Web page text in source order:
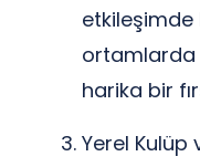
etkileşimde
ortamlarda
harika bir
Yerel Kulüp